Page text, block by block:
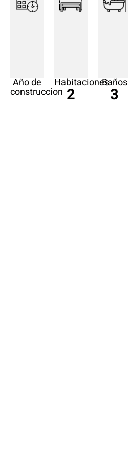
Año de
construccion
Habitaciones
2
Baños
3